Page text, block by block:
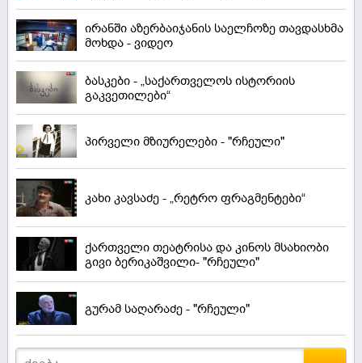
ირანში აზერბაიჯანის საელჩოზე თავდასხმა
მოხდა - ვიდეო
ბასკები - „საქართველოს ისტორიის
გაკვეთილები“
პირველი მზიურელები - "რჩეული"
კახი კავსაძე - „რეტრო ფრაგმენტები“
ქართველი თეატრისა და კინოს მსახიობი
გივი ბერიკაშვილი- "რჩეული"
გურამ საღარაძე - "რჩეული"